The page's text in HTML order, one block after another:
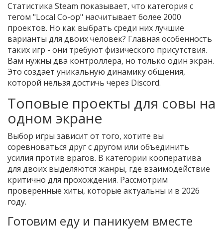
Статистика Steam показывает, что категория с
тегом "Local Co-op" насчитывает более 2000
проектов. Но как выбрать среди них лучшие
варианты для двоих человек? Главная особенность
таких игр - они требуют физического присутствия.
Вам нужны два контроллера, но только один экран.
Это создает уникальную динамику общения,
которой нельзя достичь через Discord.
Топовые проекты для совы на
одном экране
Выбор игры зависит от того, хотите вы
соревноваться друг с другом или объединить
усилия против врагов. В категории кооператива
для двоих выделяются жанры, где взаимодействие
критично для прохождения. Рассмотрим
проверенные хиты, которые актуальны и в 2026
году.
Готовим еду и паникуем вместе